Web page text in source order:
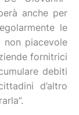
anche per
le
non piacevole
fornitrici
debiti
d’altro